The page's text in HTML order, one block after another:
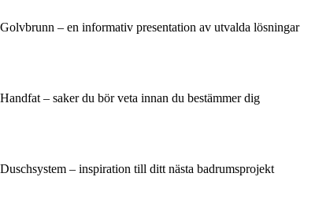
Golvbrunn – en informativ presentation av utvalda lösningar
Handfat – saker du bör veta innan du bestämmer dig
Duschsystem – inspiration till ditt nästa badrumsprojekt